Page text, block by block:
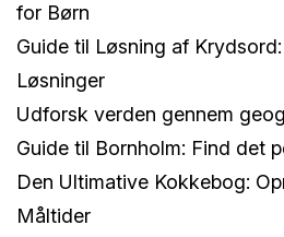
for Børn
Guide til Løsning af
Løsninger
Udforsk verden gennem
Guide til Bornholm: Find det
Den Ultimative Kokkebog:
Måltider